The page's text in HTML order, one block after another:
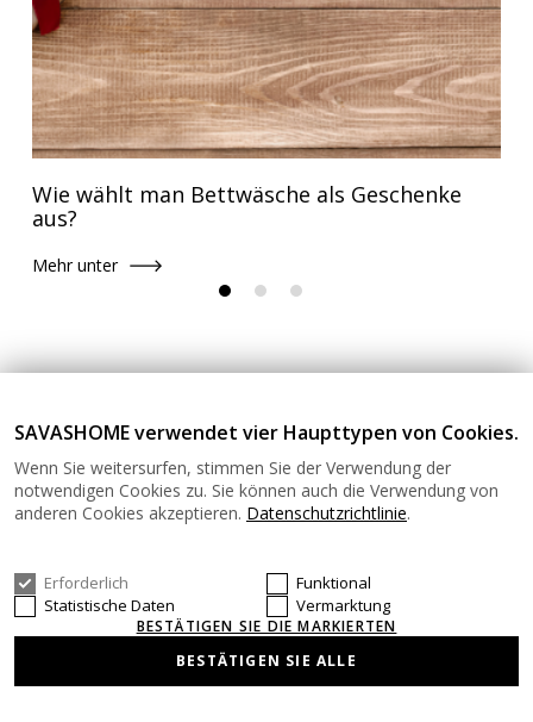
Wie wählt man Bettwäsche als Geschenke
aus?
Mehr unter
Hypoallergene Bettwäsche
Mikrofaser-Bettwäsche ist eine ausgezeichnete
suchen. Die besonders dichte und glatte Struktur
der Mikrofaser hilft, die Ansammlung von Staub,
Schimmel und Hausstaubmilben zu reduzieren,
sodass die Schlafumgebung sauberer und frischer
SAVASHOME verwendet vier Haupttypen von Cookies.
Wenn Sie weitersurfen, stimmen Sie der Verwendung der
notwendigen Cookies zu. Sie können auch die Verwendung von
anderen Cookies akzeptieren. Datenschutzrichtlinie.
Erforderlich
Funktional
Statistische Daten
Vermarktung
BESTÄTIGEN SIE DIE MARKIERTEN
BESTÄTIGEN SIE ALLE